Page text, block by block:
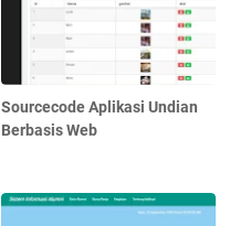
Sourcecode Aplikasi Undian
Berbasis Web